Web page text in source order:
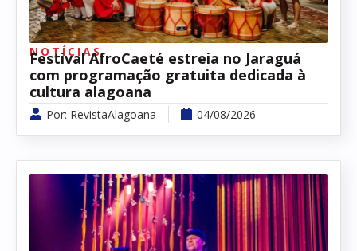
NOTÍCIAS
Festival AfroCaeté estreia no Jaraguá
com programação gratuita dedicada à
cultura alagoana
Por: RevistaAlagoana 04/08/2026